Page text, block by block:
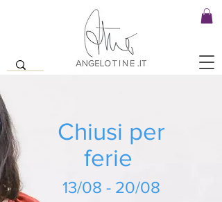
Chiusi per
ferie
13/08 - 20/08